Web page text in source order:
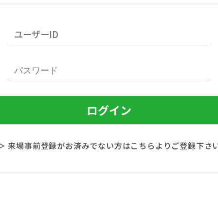
来場事前登録がお済みでない方はこちらよりご登録下さ